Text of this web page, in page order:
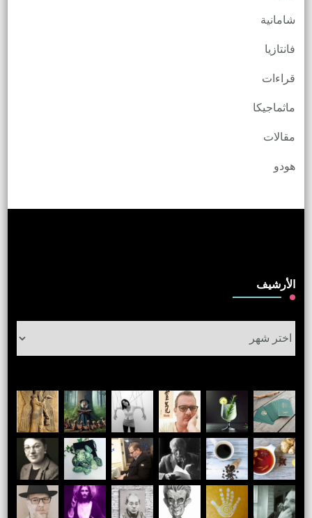
شامانية
فانتازيا
قراءات
ماثماجيكا
مقالات
هودو
الأرشيف